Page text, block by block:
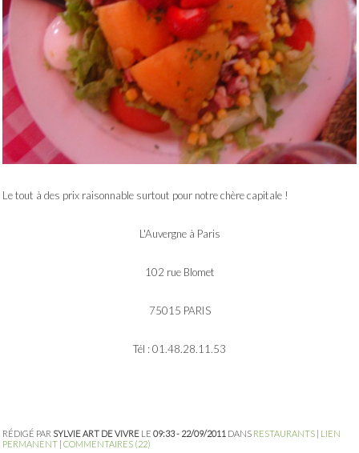
Le tout à des prix raisonnable surtout pour notre chère capitale !
L'Auvergne à Paris
102 rue Blomet
75015 PARIS
Tél : 01.48.28.11.53
RÉDIGÉ PAR SYLVIE ART DE VIVRE LE 09:33 - 22/09/2011 DANS RESTAURANTS | LIEN
PERMANENT | COMMENTAIRES (22)